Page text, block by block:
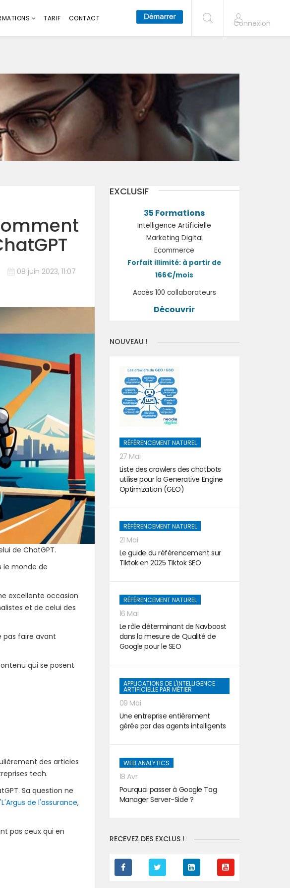
TARIF CONTACT
Connexion
08 juin 2023, 11:07
de ChatGPT.
le monde de
excellente occasion
et de celui des
pas faire avant
qui se posent
des articles
tech.
Sa question ne
L'Argus de l'assurance,
pas ceux qui en
EXCLUSIF
35 Formations
Intelligence Artificielle
Marketing Digital
Ecommerce
Forfait illimité: à partir de
166€/mois
Accès 100 collaborateurs
Découvrir
NOUVEAU !
RÉFÉRENCEMENT NATUREL
27 Mai
Liste des crawlers des chatbots
utilise pour la Generative Engine
Optimization (GEO)
RÉFÉRENCEMENT NATUREL
21 Mai
Le guide du référencement sur
Tiktok en 2025 Tiktok SEO
RÉFÉRENCEMENT NATUREL
16 Mai
Le rôle déterminant de Navboost
dans la mesure de Qualité de
Google pour le SEO
APPLICATIONS DE L'INTELLIGENCE
ARTIFICIELLE PAR MÉTIER
09 Mai
Une entreprise entièrement
gérée par des agents intelligents
WEB ANALYTICS
18 Avr
Pourquoi passer à Google Tag
Manager Server-Side ?
RECEVEZ DES EXCLUS !